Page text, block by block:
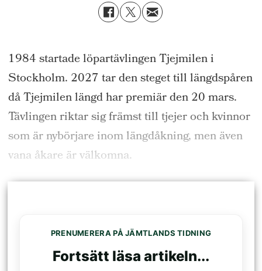
1984 startade löpartävlingen Tjejmilen i
Stockholm. 2027 tar den steget till längdspåren
då Tjejmilen längd har premiär den 20 mars.
Tävlingen riktar sig främst till tjejer och kvinnor
som är nybörjare inom längdåkning, men även
vana åkare är välkomna.
PRENUMERERA PÅ JÄMTLANDS TIDNING
Fortsätt läsa artikeln...